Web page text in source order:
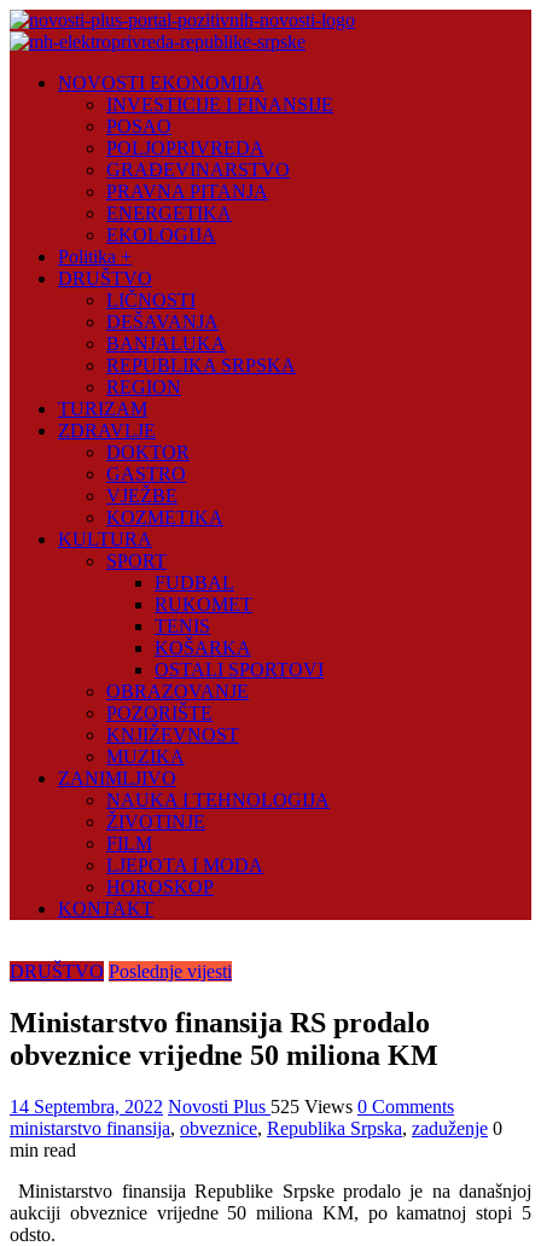
Skip
to
Plus
NOVOSTI EKONOMIJA
INVESTICIJE I FINANSIJE
POSAO
POLJOPRIVREDA
GRAĐEVINARSTVO
PRAVNA PITANJA
ENERGETIKA
EKOLOGIJA
Politika +
DRUŠTVO
LIČNOSTI
DEŠAVANJA
BANJALUKA
REPUBLIKA SRPSKA
REGION
TURIZAM
ZDRAVLJE
DOKTOR
GASTRO
VJEŽBE
KOZMETIKA
KULTURA
SPORT
FUDBAL
RUKOMET
TENIS
KOŠARKA
OSTALI SPORTOVI
OBRAZOVANJE
POZORIŠTE
KNJIŽEVNOST
MUZIKA
ZANIMLJIVO
NAUKA I TEHNOLOGIJA
ŽIVOTINJE
FILM
LJEPOTA I MODA
HOROSKOP
KONTAKT
DRUŠTVO Poslednje vijesti
Ministarstvo finansija RS prodalo
obveznice vrijedne 50 miliona KM
14 Septembra, 2022 Novosti Plus 525 Views 0 Comments
ministarstvo finansija, obveznice, Republika Srpska, zaduženje 0
min read
Ministarstvo finansija Republike Srpske prodalo je na današnjoj
aukciji obveznice vrijedne 50 miliona KM, po kamatnoj stopi 5
odsto.